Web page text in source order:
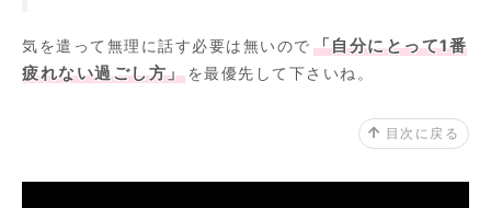
気を遣って無理に話す必要は無いので 「自分にとって1番
疲れない過ごし方」 を最優先して下さいね。
目次に戻る